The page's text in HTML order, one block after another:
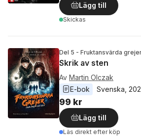
Lägg till
Skickas
Del 5 - Fruktansvärda
Skrik av sten
Av Martin Olczak
E-bok
Svenska
99 kr
Lägg till
Läs direkt efter köp